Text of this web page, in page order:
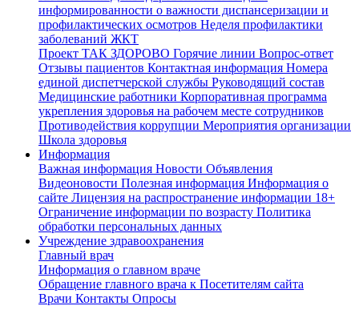
информированности о важности диспансеризации и
профилактических осмотров Неделя профилактики
заболеваний ЖКТ
Проект ТАК ЗДОРОВО Горячие линии Вопрос-ответ
Отзывы пациентов Контактная информация Номера
единой диспетчерской службы Руководящий состав
Медицинские работники Корпоративная программа
укрепления здоровья на рабочем месте сотрудников
Противодействия коррупции Мероприятия организации
Школа здоровья
Информация
Важная информация Новости Объявления
Видеоновости Полезная информация Информация о
сайте Лицензия на распространение информации 18+
Ограничение информации по возрасту Политика
обработки персональных данных
Учреждение здравоохранения
Главный врач
Информация о главном враче
Обращение главного врача к Посетителям сайта
Врачи Контакты Опросы